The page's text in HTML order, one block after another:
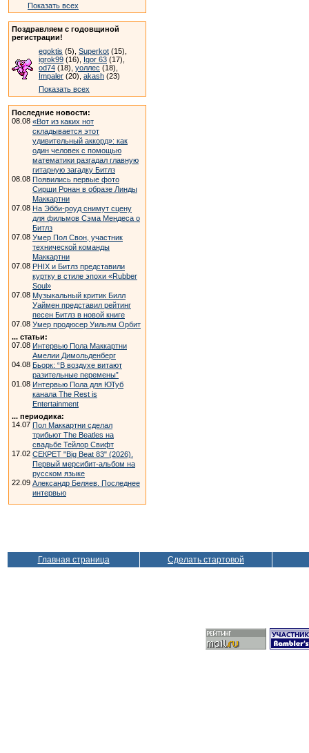
Показать всех
Поздравляем с годовщиной
регистрации!
egoktis (5), Superkot (15),
igrok99 (16), Igor 63 (17),
od74 (18), уоллес (18),
Impaler (20), akash (23)
Показать всех
Последние новости:
08.08 «Вот из каких нот
складывается этот
удивительный аккорд»: как
один человек с помощью
математики разгадал главную
гитарную загадку Битлз
08.08 Появились первые фото
Сирши Ронан в образе Линды
Маккартни
07.08 На Эбби-роуд снимут сцену
для фильмов Сэма Мендеса о
Битлз
07.08 Умер Пол Свон, участник
технической команды
Маккартни
07.08 PHIX и Битлз представили
куртку в стиле эпохи «Rubber
Soul»
07.08 Музыкальный критик Билл
Уаймен представил рейтинг
песен Битлз в новой книге
07.08 Умер продюсер Уильям Орбит
... статьи:
07.08 Интервью Пола Маккартни
Амелии Димольденберг
04.08 Бьорк: “В воздухе витают
разительные перемены”
01.08 Интервью Пола для ЮТуб
канала The Rest is
Entertainment
... периодика:
14.07 Пол Маккартни сделал
трибьют The Beatles на
свадьбе Тейлор Свифт
17.02 СЕКРЕТ "Big Beat 83" (2026).
Первый мерсибит-альбом на
русском языке
22.09 Александр Беляев. Последнее
интервью
Главная страница Сделать стартовой